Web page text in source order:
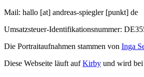
Mail: hallo [at] andreas-spiegler [punkt] de
Umsatzsteuer-Identifikationsnummer:
Die Portraitaufnahmen stammen von Inga
Diese Webseite läuft aufKirby und wird bei